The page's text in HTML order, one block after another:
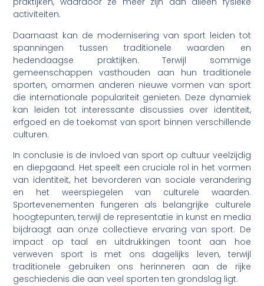
activiteiten.
Daarnaast kan de modernisering van sport leiden tot
spanningen tussen traditionele waarden en
hedendaagse praktijken. Terwijl sommige
gemeenschappen vasthouden aan hun traditionele
sporten, omarmen anderen nieuwe vormen van sport
die internationale populariteit genieten. Deze dynamiek
kan leiden tot interessante discussies over identiteit,
erfgoed en de toekomst van sport binnen verschillende
culturen.
In conclusie is de invloed van sport op cultuur veelzijdig
en diepgaand. Het speelt een cruciale rol in het vormen
van identiteit, het bevorderen van sociale verandering
en het weerspiegelen van culturele waarden.
Sportevenementen fungeren als belangrijke culturele
hoogtepunten, terwijl de representatie in kunst en media
bijdraagt aan onze collectieve ervaring van sport. De
impact op taal en uitdrukkingen toont aan hoe
verweven sport is met ons dagelijks leven, terwijl
traditionele gebruiken ons herinneren aan de rijke
geschiedenis die aan veel sporten ten grondslag ligt.